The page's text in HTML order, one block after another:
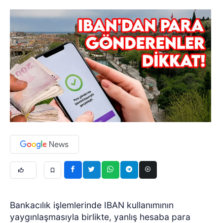
Bankacılık işlemlerinde IBAN kullanımının
yaygınlaşmasıyla birlikte, yanlış hesaba para